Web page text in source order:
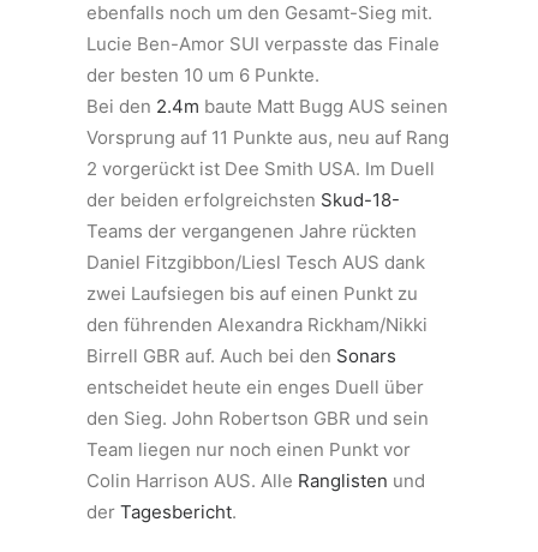
ebenfalls noch um den Gesamt-Sieg mit.
Lucie Ben-Amor SUI verpasste das Finale
der besten 10 um 6 Punkte.
Bei den 2.4m baute Matt Bugg AUS seinen
Vorsprung auf 11 Punkte aus, neu auf Rang
2 vorgerückt ist Dee Smith USA. Im Duell
der beiden erfolgreichsten Skud-18-
Teams der vergangenen Jahre rückten
Daniel Fitzgibbon/Liesl Tesch AUS dank
zwei Laufsiegen bis auf einen Punkt zu
den führenden Alexandra Rickham/Nikki
Birrell GBR auf. Auch bei den Sonars
entscheidet heute ein enges Duell über
den Sieg. John Robertson GBR und sein
Team liegen nur noch einen Punkt vor
Colin Harrison AUS. Alle Ranglisten und
der Tagesbericht.